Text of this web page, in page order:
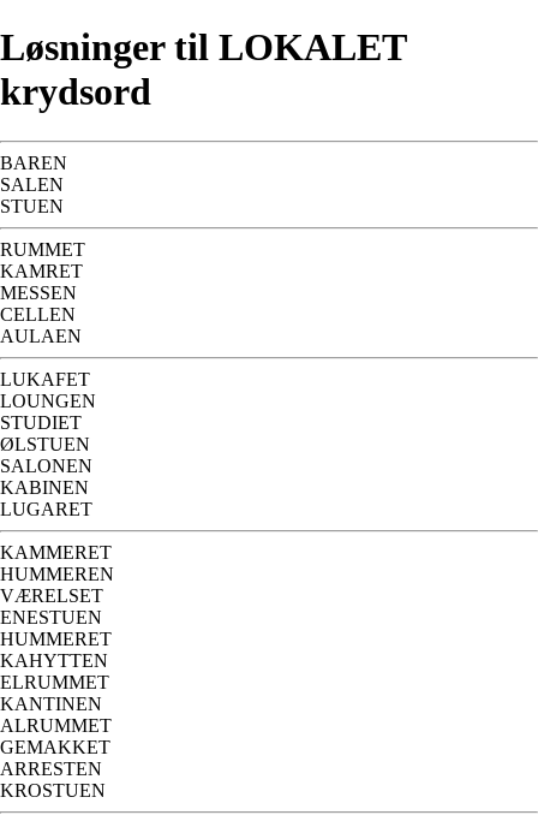
Løsninger til LOKALET
krydsord
BAREN
SALEN
STUEN
RUMMET
KAMRET
MESSEN
CELLEN
AULAEN
LUKAFET
LOUNGEN
STUDIET
ØLSTUEN
SALONEN
KABINEN
LUGARET
KAMMERET
HUMMEREN
VÆRELSET
ENESTUEN
HUMMERET
KAHYTTEN
ELRUMMET
KANTINEN
ALRUMMET
GEMAKKET
ARRESTEN
KROSTUEN